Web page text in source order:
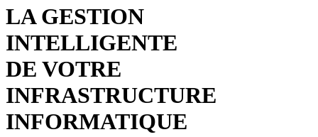
LA GESTION
INTELLIGENTE
DE VOTRE
INFRASTRUCTURE
INFORMATIQUE